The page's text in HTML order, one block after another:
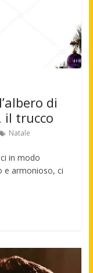
di
il trucco
Natale
in modo
e armonioso, ci